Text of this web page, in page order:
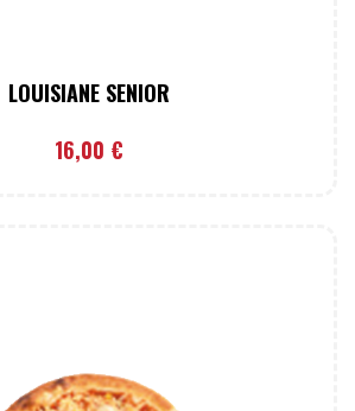
LOUISIANE SENIOR
16,00 €